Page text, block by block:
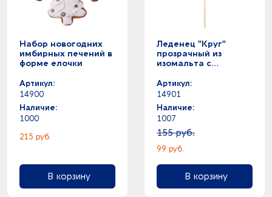
Набор новогодних
имбирных печений в
форме елочки
Артикул:
14900
Наличие:
1000
215 руб.
В корзину
Леденец "Круг"
прозрачный из
изомальта с
посыпкой, 30 гр.
Артикул:
14901
Наличие:
1007
155 руб.
99 руб.
В корзину